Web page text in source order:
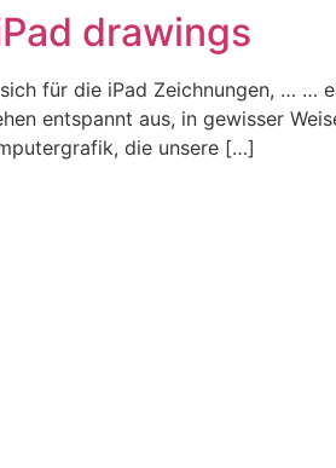
drawings
für die iPad Zeichnungen, … …
entspannt aus, in gewisser
die unsere […]